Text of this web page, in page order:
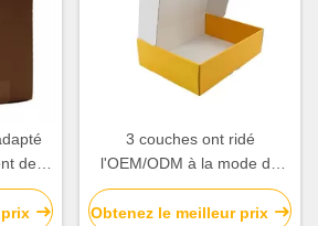
de
3 couches ont ridé
l'OEM/ODM à la mode de
poids léger de boîte de
carton disponibles
Obtenez le meilleur prix